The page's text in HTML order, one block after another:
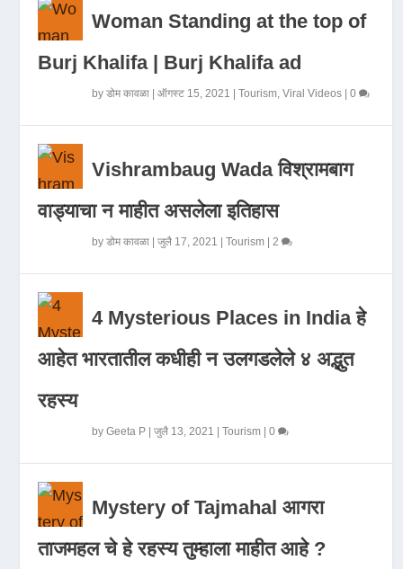
Woman Standing at the top of
Burj Khalifa | Burj Khalifa ad
byडोम कावळा |ऑगस्ट 15, 2021 |Tourism,Viral Videos |0
Vishrambaug Wada विश्रामबाग
वाड्याचा न माहीत असलेला इतिहास
byडोम कावळा |जुलै 17, 2021 |Tourism |2
4 Mysterious Places in India हे
आहेत भारतातील कधीही न उलगडलेले ४ अद्भुत
रहस्य
byGeeta P |जुलै 13, 2021 |Tourism |0
Mystery of Tajmahal आगरा
ताजमहल चे हे रहस्य तुम्हाला माहीत आहे ?